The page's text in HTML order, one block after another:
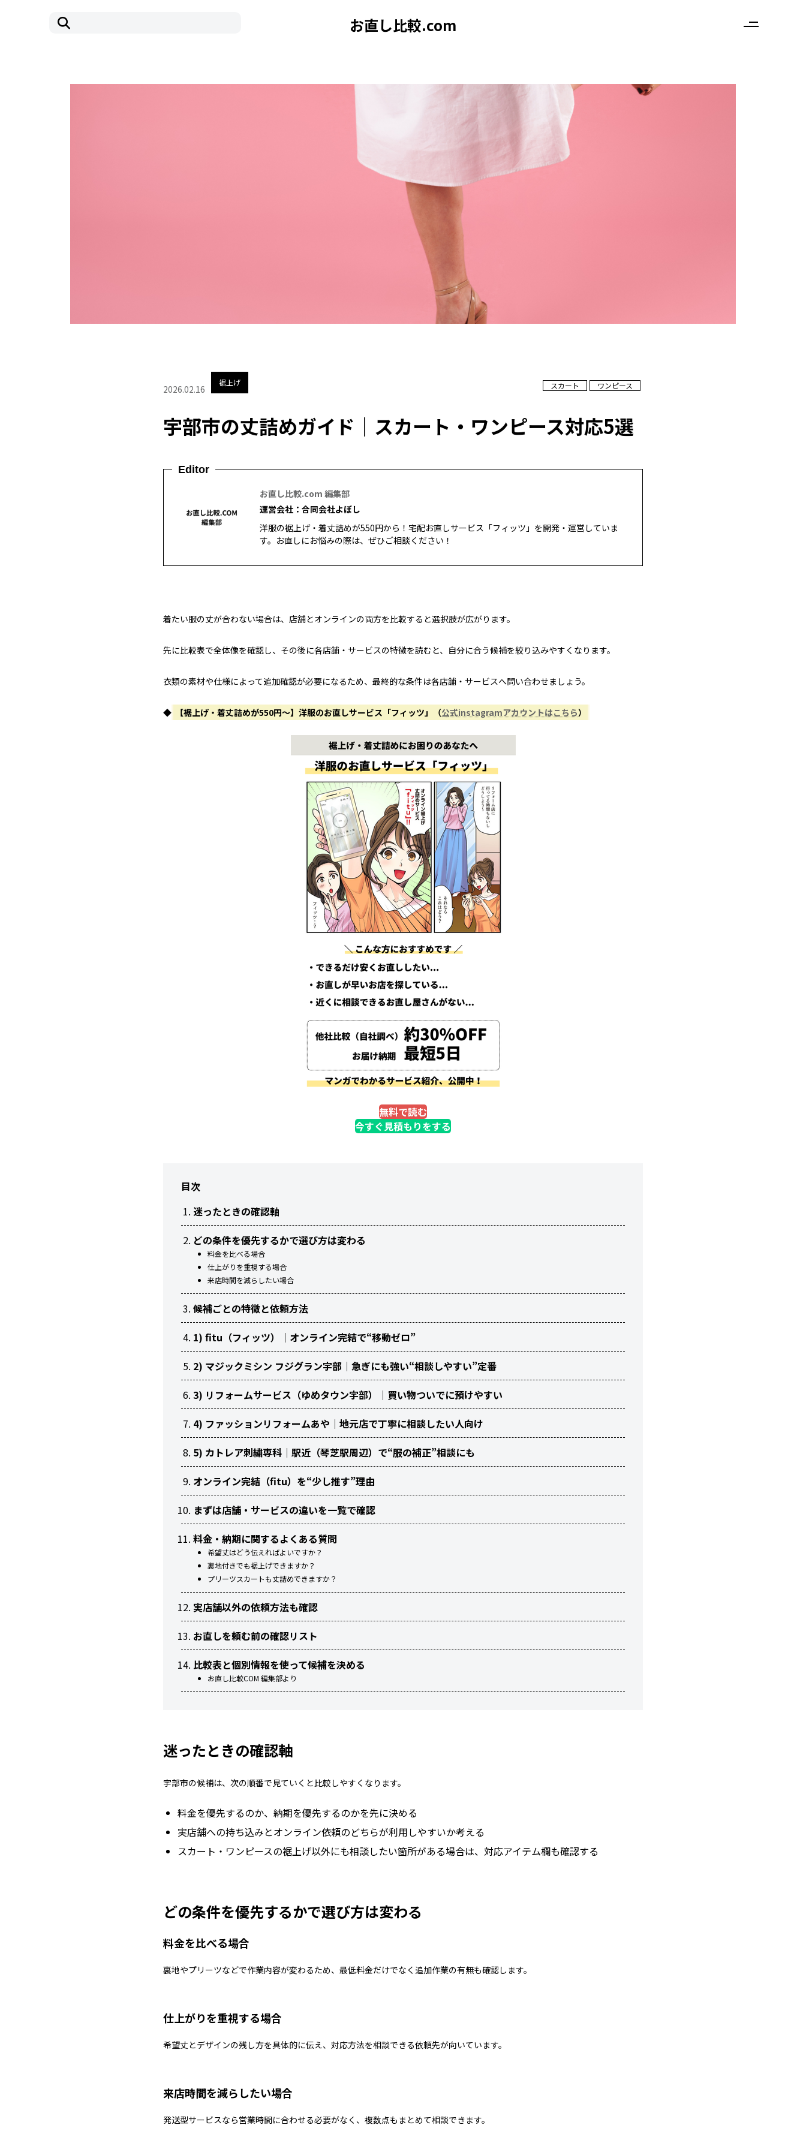
お直し比較.com
2026.02.16
裾上げ スカート ワンピース
宇部市の丈詰めガイド｜スカート・ワンピース対応5選
Editor
お直し比較.com 編集部
運営会社：合同会社よぼし
洋服の裾上げ・着丈詰めが550円から！宅配お直しサービス「フィッツ」を開発・運営していま
す。お直しにお悩みの際は、ぜひご相談ください！
着たい服の丈が合わない場合は、店舗とオンラインの両方を比較すると選択肢が広がります。
先に比較表で全体像を確認し、その後に各店舗・サービスの特徴を読むと、自分に合う候補を絞り込みやすくなります。
衣類の素材や仕様によって追加確認が必要になるため、最終的な条件は各店舗・サービスへ問い合わせましょう。
◆ 【裾上げ・着丈詰めが550円〜】洋服のお直しサービス「フィッツ」（公式instagramアカウントはこちら）
無料で読む
今すぐ見積もりをする
目次
迷ったときの確認軸
どの条件を優先するかで選び方は変わる
料金を比べる場合
仕上がりを重視する場合
来店時間を減らしたい場合
候補ごとの特徴と依頼方法
1) fitu（フィッツ）｜オンライン完結で“移動ゼロ”
2) マジックミシン フジグラン宇部｜急ぎにも強い“相談しやすい”定番
3) リフォームサービス（ゆめタウン宇部）｜買い物ついでに預けやすい
4) ファッションリフォームあや｜地元店で丁寧に相談したい人向け
5) カトレア刺繍専科｜駅近（琴芝駅周辺）で“服の補正”相談にも
オンライン完結（fitu）を“少し推す”理由
まずは店舗・サービスの違いを一覧で確認
料金・納期に関するよくある質問
希望丈はどう伝えればよいですか？
裏地付きでも裾上げできますか？
プリーツスカートも丈詰めできますか？
実店舗以外の依頼方法も確認
お直しを頼む前の確認リスト
比較表と個別情報を使って候補を決める
お直し比較COM 編集部より
迷ったときの確認軸
宇部市の候補は、次の順番で見ていくと比較しやすくなります。
料金を優先するのか、納期を優先するのかを先に決める
実店舗への持ち込みとオンライン依頼のどちらが利用しやすいか考える
スカート・ワンピースの裾上げ以外にも相談したい箇所がある場合は、対応アイテム欄も確認する
どの条件を優先するかで選び方は変わる
料金を比べる場合
裏地やプリーツなどで作業内容が変わるため、最低料金だけでなく追加作業の有無も確認します。
仕上がりを重視する場合
希望丈とデザインの残し方を具体的に伝え、対応方法を相談できる依頼先が向いています。
来店時間を減らしたい場合
発送型サービスなら営業時間に合わせる必要がなく、複数点もまとめて相談できます。